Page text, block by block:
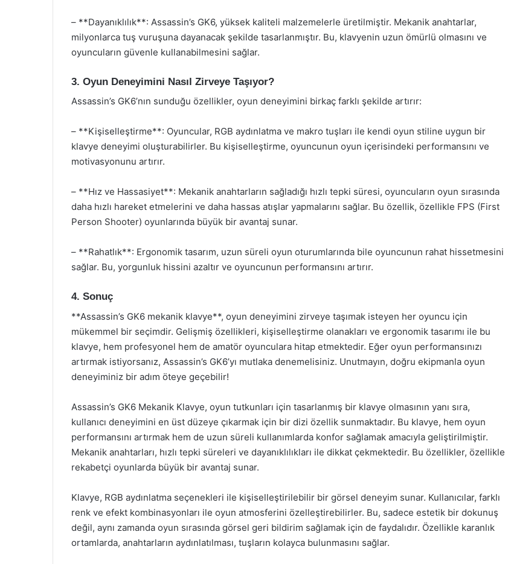
– **Dayanıklılık**: Assassin’s GK6, yüksek kaliteli malzemelerle üretilmiştir. Mekanik anahtarlar,
milyonlarca tuş vuruşuna dayanacak şekilde tasarlanmıştır. Bu, klavyenin uzun ömürlü olmasını ve
oyuncuların güvenle kullanabilmesini sağlar.
3. Oyun Deneyimini Nasıl Zirveye Taşıyor?
Assassin’s GK6’nın sunduğu özellikler, oyun deneyimini birkaç farklı şekilde artırır:
– **Kişiselleştirme**: Oyuncular, RGB aydınlatma ve makro tuşları ile kendi oyun stiline uygun bir
klavye deneyimi oluşturabilirler. Bu kişiselleştirme, oyuncunun oyun içerisindeki performansını ve
motivasyonunu artırır.
– **Hız ve Hassasiyet**: Mekanik anahtarların sağladığı hızlı tepki süresi, oyuncuların oyun sırasında
daha hızlı hareket etmelerini ve daha hassas atışlar yapmalarını sağlar. Bu özellik, özellikle FPS (First
Person Shooter) oyunlarında büyük bir avantaj sunar.
– **Rahatlık**: Ergonomik tasarım, uzun süreli oyun oturumlarında bile oyuncunun rahat hissetmesini
sağlar. Bu, yorgunluk hissini azaltır ve oyuncunun performansını artırır.
4. Sonuç
**Assassin’s GK6 mekanik klavye**, oyun deneyimini zirveye taşımak isteyen her oyuncu için
mükemmel bir seçimdir. Gelişmiş özellikleri, kişiselleştirme olanakları ve ergonomik tasarımı ile bu
klavye, hem profesyonel hem de amatör oyunculara hitap etmektedir. Eğer oyun performansınızı
artırmak istiyorsanız, Assassin’s GK6’yı mutlaka denemelisiniz. Unutmayın, doğru ekipmanla oyun
deneyiminiz bir adım öteye geçebilir!
Assassin’s GK6 Mekanik Klavye, oyun tutkunları için tasarlanmış bir klavye olmasının yanı sıra,
kullanıcı deneyimini en üst düzeye çıkarmak için bir dizi özellik sunmaktadır. Bu klavye, hem oyun
performansını artırmak hem de uzun süreli kullanımlarda konfor sağlamak amacıyla geliştirilmiştir.
Mekanik anahtarları, hızlı tepki süreleri ve dayanıklılıkları ile dikkat çekmektedir. Bu özellikler, özellikle
rekabetçi oyunlarda büyük bir avantaj sunar.
Klavye, RGB aydınlatma seçenekleri ile kişiselleştirilebilir bir görsel deneyim sunar. Kullanıcılar, farklı
renk ve efekt kombinasyonları ile oyun atmosferini özelleştirebilirler. Bu, sadece estetik bir dokunuş
değil, aynı zamanda oyun sırasında görsel geri bildirim sağlamak için de faydalıdır. Özellikle karanlık
ortamlarda, anahtarların aydınlatılması, tuşların kolayca bulunmasını sağlar.